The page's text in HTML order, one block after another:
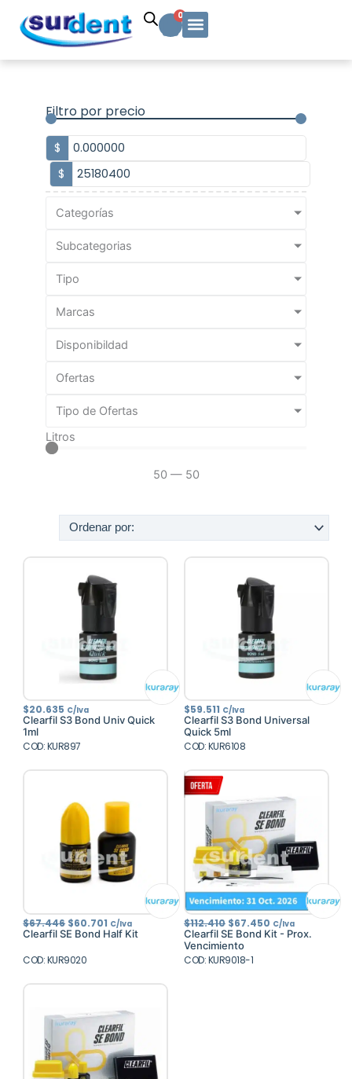
contenido
0
Carrito
Filtro por precio
$
$
Categorías
Subcategorias
Tipo
Marcas
Disponibildad
Ofertas
Tipo de Ofertas
Litros
50 — 50
$20.635 C/Iva
Clearfil S3 Bond Univ Quick
1ml
COD: KUR897
$59.511 C/Iva
Clearfil S3 Bond Universal
Quick 5ml
COD: KUR6108
$67.446 El
precio
original
$67.446.
$60.701 El
precio
actual
C/Iva
Clearfil SE Bond Half Kit
COD: KUR9020
$112.410 El
precio
original
era:
$112.410.
$67.450 El
precio
actual
C/Iva
Clearfil SE Bond Kit - Prox.
Vencimiento
COD: KUR9018-1